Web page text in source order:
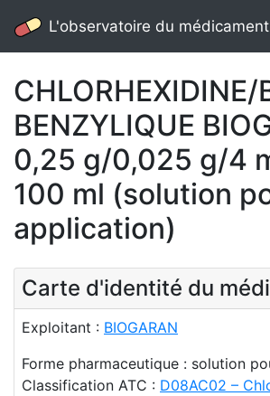
L'observatoire du médicament
BENZYLIQUE
0,25 g/0,025 g/4
100 ml (solution
application)
Carte d'identité du
Exploitant : BIOGARAN
Forme pharmaceutique : solution
Classification ATC : D08AC02 –